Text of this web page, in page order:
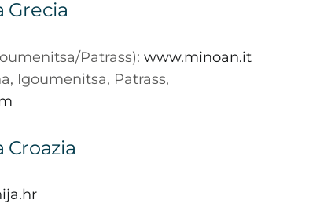
Grecia
Patrass): www.minoan.it
Igoumenitsa, Patrass,
Croazia